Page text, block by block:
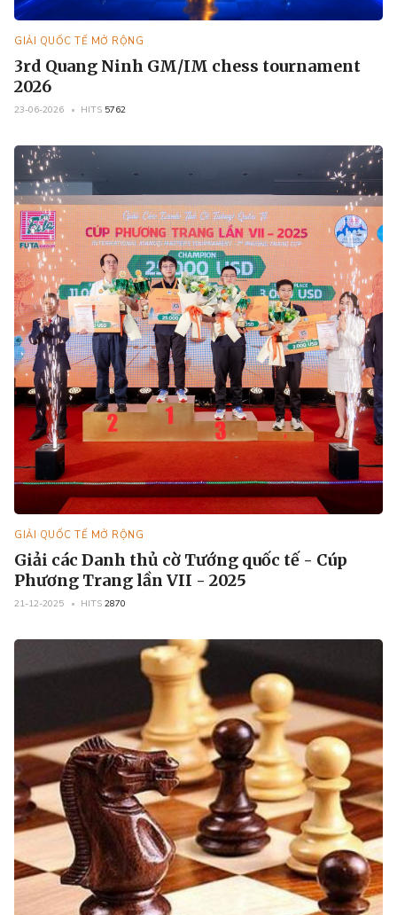
GIẢI QUỐC TẾ MỞ RỘNG
3rd Quang Ninh GM/IM chess tournament
2026
23-06-2026 HITS 5762
GIẢI QUỐC TẾ MỞ RỘNG
Giải các Danh thủ cờ Tướng quốc tế - Cúp
Phương Trang lần VII - 2025
21-12-2025 HITS 2870